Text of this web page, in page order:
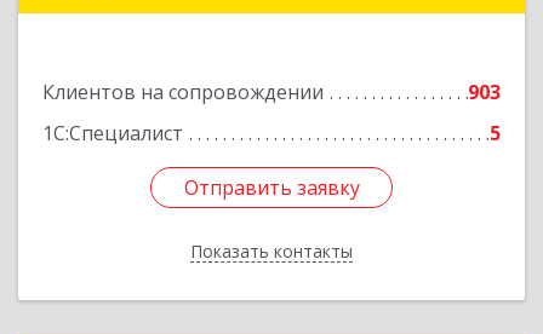
Клиентов на сопровождении
903
1С:Специалист
5
Отправить заявку
Показать контакты
Подробнее
Отправить заявку
Назад